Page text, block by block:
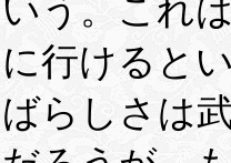
いう。これ
に行けると
ばらしさは